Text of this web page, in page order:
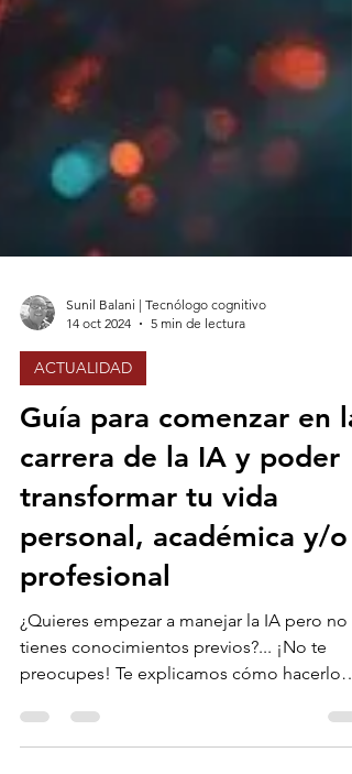
Sunil Balani | Tecnólogo cognitivo
14 oct 2024
ACTUALIDAD
Guía para comenzar en la
carrera de la IA y poder
transformar tu vida
personal, académica y/o
profesional
¿Quieres empezar a manejar la IA pero no
tienes conocimientos previos?... ¡No te
preocupes! Te explicamos cómo hacerlo
desde cero.